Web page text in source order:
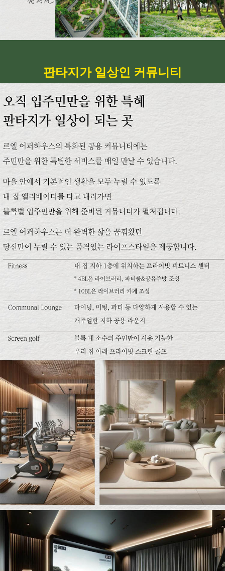
판타지가 일상인 커뮤니티